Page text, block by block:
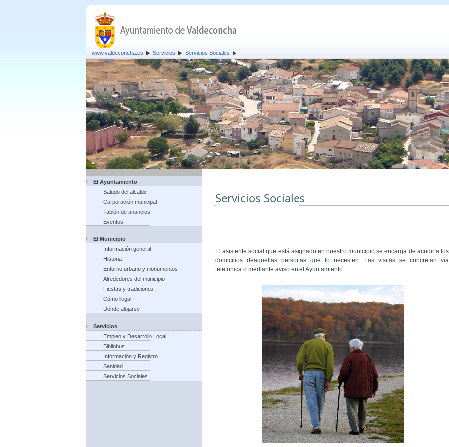
www.valdeconcha.es Servicios Servicios Sociales
El Ayuntamiento
Saludo del alcalde
Corporación municipal
Tablón de anuncios
Eventos
El Municipio
Información general
Historia
Entorno urbano y monumentos
Alrededores del municipio
Fiestas y tradiciones
Cómo llegar
Dónde alojarse
Servicios
Empleo y Desarrollo Local
Bibliobus
Información y Registro
Sanidad
Servicios Sociales
Servicios Sociales
El asistente social que está asignado en nuestro municipio se encarga de acudir a los
domicilios deaquellas personas que lo necesten. Las visitas se concretan vía
telefonica o mediante aviso en el Ayuntamiento.